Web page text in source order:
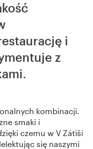
i
z
kombinacji.
smaki i
czemu w V Zátiší
się naszymi